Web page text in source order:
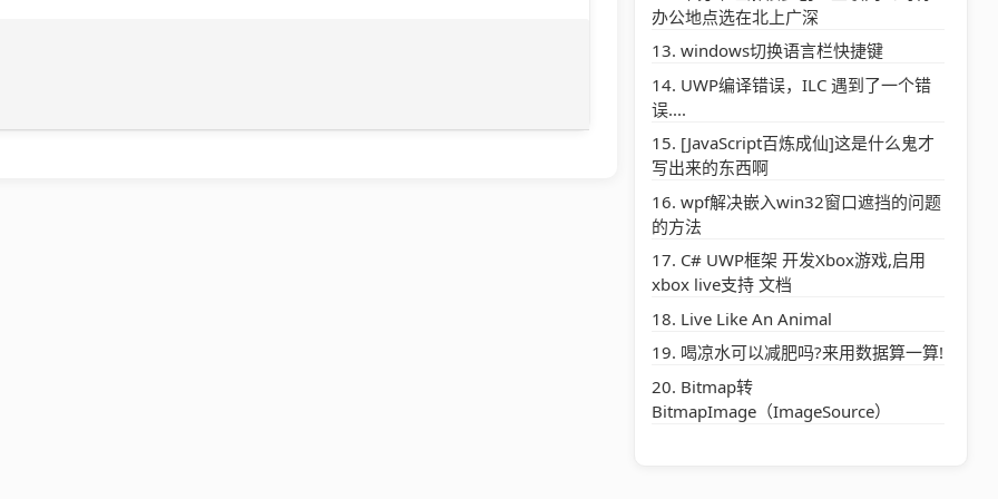
办公地点选在北上广深
windows切换语言栏快捷键
UWP编译错误，ILC 遇到了一个错
误....
[JavaScript百炼成仙]这是什么鬼才
写出来的东西啊
wpf解决嵌入win32窗口遮挡的问题
的方法
C# UWP框架 开发Xbox游戏,启用
xbox live支持 文档
Live Like An Animal
喝凉水可以减肥吗?来用数据算一算!
Bitmap转
BitmapImage（ImageSource）